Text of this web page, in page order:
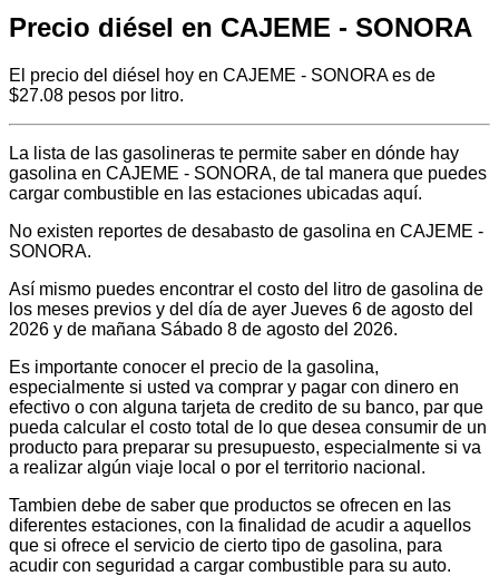
Precio diésel en CAJEME - SONORA
El precio del diésel hoy en CAJEME - SONORA es de
$27.08 pesos por litro.
La lista de las gasolineras te permite saber en dónde hay
gasolina en CAJEME - SONORA, de tal manera que puedes
cargar combustible en las estaciones ubicadas aquí.
No existen reportes de desabasto de gasolina en CAJEME -
SONORA.
Así mismo puedes encontrar el costo del litro de gasolina de
los meses previos y del día de ayer Jueves 6 de agosto del
2026 y de mañana Sábado 8 de agosto del 2026.
Es importante conocer el precio de la gasolina,
especialmente si usted va comprar y pagar con dinero en
efectivo o con alguna tarjeta de credito de su banco, par que
pueda calcular el costo total de lo que desea consumir de un
producto para preparar su presupuesto, especialmente si va
a realizar algún viaje local o por el territorio nacional.
Tambien debe de saber que productos se ofrecen en las
diferentes estaciones, con la finalidad de acudir a aquellos
que si ofrece el servicio de cierto tipo de gasolina, para
acudir con seguridad a cargar combustible para su auto.